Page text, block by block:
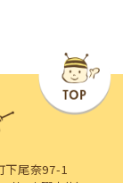
下尾奈97-1